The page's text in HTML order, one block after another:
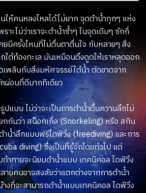
ให้คนหลงไหลได้ไม่ยาก จุดดำน้ำทุกๆ แห่ง
าะไม่ว่าเราจะดำน้ำซ้ำๆ ในจุดเดิมๆ ซักกี่
ยมีครั้งไหนที่ไม่ตื่นตาตื่นใจ กับหลายๆ สิ่ง
ใต้ท้องทะเล มันเหมือนดึงดูดให้เราหลุดออก
เพลินกับสิ่งมหัศจรรย์ใต้น้ำ ตัดขาดจาก
ผ่อนที่ดีมากทีเดียว
ปแบบ ไม่ว่าจะเป็นการดำน้ำตื้นความลึกไม่
ยกกันว่า สน็อกเกิ้ล (Snorkeling) หรือ สกิน
ำน้ำลึกแบบฟรีไดฟ์วิ่ง (freediving) และการ
diving) ซึ่งเป็นที่รู้จักโดยทั่วไป แต่
าทายจะนิยมดำน้ำแบบ เทคนิคอล ไดฟ์วิ่ง
ายคนอาจสงสัยว่าแตกต่างจากการดำน้ำ
างที่จะสามารถดำน้ำแบบเทคนิคอล ไดฟ์วิ่ง